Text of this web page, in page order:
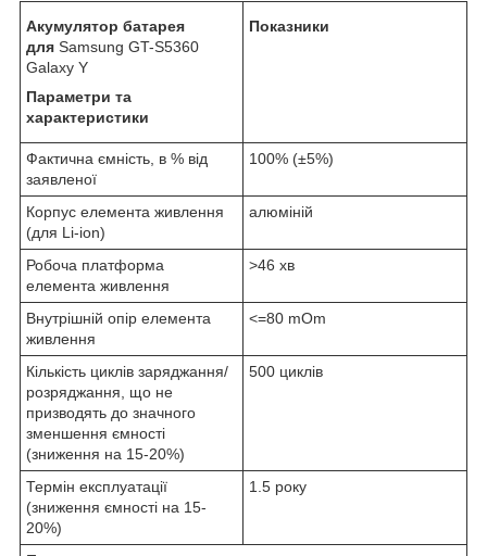
Акумулятор батарея
для Samsung GT-S5360
Galaxy Y
Параметри та
характеристики
Показники
Фактична ємність, в % від
заявленої
100% (±5%)
Корпус елемента живлення
(для Li-ion)
алюміній
Робоча платформа
елемента живлення
>46 хв
Внутрішній опір елемента
живлення
<=80 mOm
Кількість циклів заряджання/
розряджання, що не
призводять до значного
зменшення ємності
(зниження на 15-20%)
500 циклів
Термін експлуатації
(зниження ємності на 15-
20%)
1.5 року